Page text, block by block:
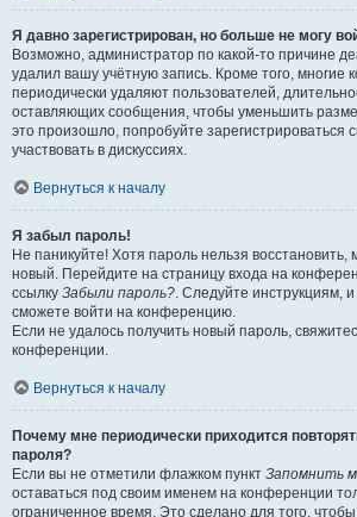
Я давно зарегистрирован, но больше не могу
Возможно, администратор по какой-то причине
удалил вашу учётную запись. Кроме того, многие
периодически удаляют пользователей,
оставляющих сообщения, чтобы уменьшить
это произошло, попробуйте зарегистрироваться
участвовать в дискуссиях.
Вернуться к началу
Я забыл пароль!
Не паникуйте! Хотя пароль нельзя восстановить,
новый. Перейдите на страницу входа на
ссылку Забыли пароль?. Следуйте инструкциям,
сможете войти на конференцию.
Если не удалось получить новый пароль,
конференции.
Вернуться к началу
Почему мне периодически приходится
пароля?
Если вы не отметили флажком пункт Запомнить
оставаться под своим именем на конференции
ограниченное время. Это сделано для того, чтобы